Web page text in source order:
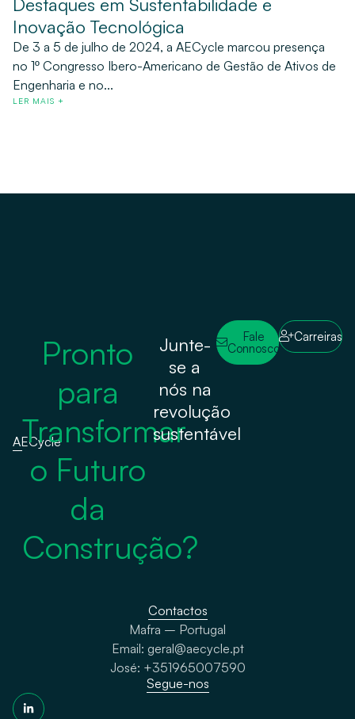
Inovação Tecnológica
De 3 a 5 de julho de 2024, a AECycle marcou presença
no 1º Congresso Ibero-Americano de Gestão de Ativos de
Engenharia e no...
LER MAIS +
AECycle
Pronto
para
Transformar
o Futuro
da
Construção?
Junte-
se a
nós na
revolução
sustentável
Fale
Connosco
Carreiras
Contactos
Mafra – Portugal
Email: geral@aecycle.pt
José: +351965007590
Segue-nos